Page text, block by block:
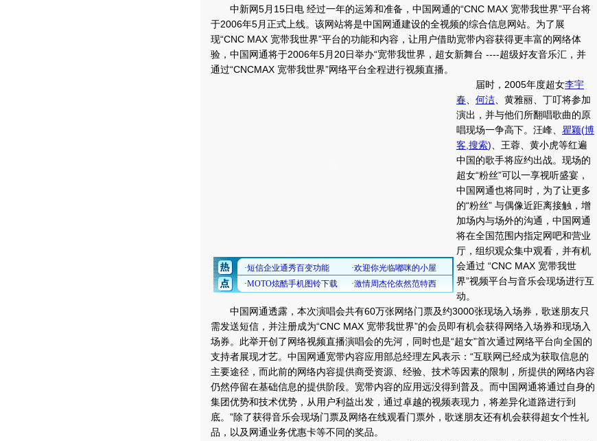
中新网5月15日电 经过一年的运筹和准备，中国网通的“CNC MAX 宽带我世界”平台将
于2006年5月正式上线。该网站将是中国网通建设的全视频的综合信息网站。为了展
现“CNC MAX 宽带我世界”平台的功能和内容，让用户借助宽带内容获得更丰富的网络体
验，中国网通将于2006年5月20日举办“宽带我世界，超女新舞台 ----超级好友音乐汇，并
通过“CNCMAX 宽带我世界”网络平台全程进行视频直播。
届时，2005年度超女李宇
春
何洁 、黄雅丽、丁叮将参加
演出，并与他们所翻唱歌曲的原
唱现场一争高下。汪峰、 瞿颖(博
客 搜索) 、王蓉、黄小虎等红遍
中国的歌手将应约出战。现场的
超女“粉丝”可以一享视听盛宴，
中国网通也将同时，为了让更多
的“粉丝” 与偶像近距离接触，增
加场内与场外的沟通，中国网通
将在全国范围内指定网吧和营业
厅，组织观众集中观看，并有机
会通过 “CNC MAX 宽带我世
界”视频平台与音乐会现场进行互
动。
中国网通透露，本次演唱会共有60万张网络门票及约3000张现场入场券，歌迷朋友只
需发送短信，并注册成为“CNC MAX 宽带我世界”的会员即有机会获得网络入场券和现场入
场券。此举开创了网络视频直播演唱会的先河，同时也是“超女”首次通过网络平台向全国的
支持者展现才艺。中国网通宽带内容应用部总经理左风表示：“互联网已经成为获取信息的
主要途径，而此前的网络内容提供商受资源、经验、技术等因素的限制，所提供的网络内容
仍然停留在基础信息的提供阶段。宽带内容的应用远没得到普及。而中国网通将通过自身的
集团优势和技术优势，从用户利益出发，通过卓越的视频表现力，将差异化道路进行到
底。”除了获得音乐会现场门票及网络在线观看门票外，歌迷朋友还有机会获得超女个性礼
品，以及网通业务优惠卡等不同的奖品。